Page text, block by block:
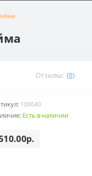
Отзывы: (0)
100640
Есть в наличии